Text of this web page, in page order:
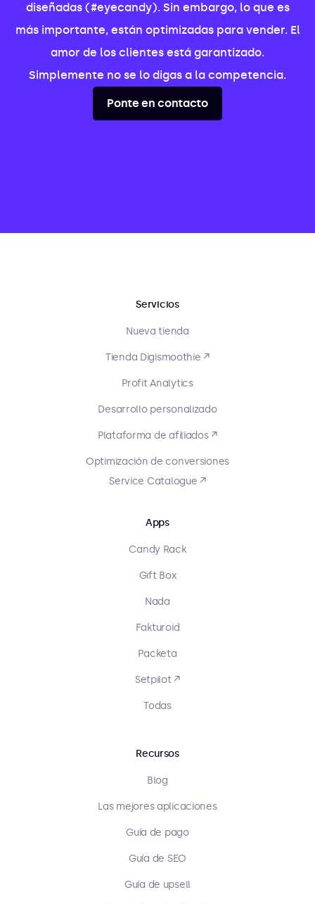
diseñadas (#eyecandy). Sin embargo, lo que es
más importante, están optimizadas para vender. El
amor de los clientes está garantizado.
Simplemente no se lo digas a la competencia.
Ponte en contacto
Servicios
Nueva tienda
Tienda Digismoothie ↗
Profit Analytics
Desarrollo personalizado
Plataforma de afiliados ↗
Optimización de conversiones
Service Catalogue ↗
Apps
Candy Rack
Gift Box
Nada
Fakturoid
Packeta
Setpilot ↗
Todas
Recursos
Blog
Las mejores aplicaciones
Guía de pago
Guía de SEO
Guía de upsell